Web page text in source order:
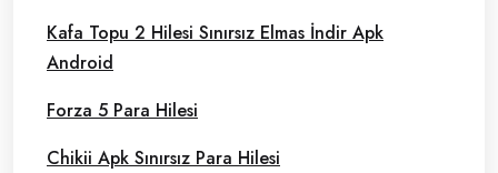
Kafa Topu 2 Hilesi Sınırsız Elmas İndir Apk
Android
Forza 5 Para Hilesi
Chikii Apk Sınırsız Para Hilesi